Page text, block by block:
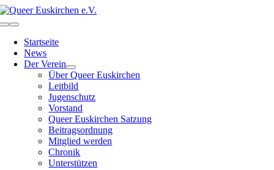
Zum
Inhalt
Toggle
NavigationStartseite
News
Der Verein
Über Queer Euskirchen
Leitbild
Jugenschutz
Vorstand
Queer Euskirchen Satzung
Beitragsordnung
Mitglied werden
Chronik
Unterstützen